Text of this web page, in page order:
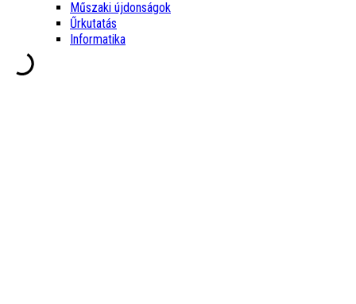
Műszaki újdonságok
Űrkutatás
Informatika